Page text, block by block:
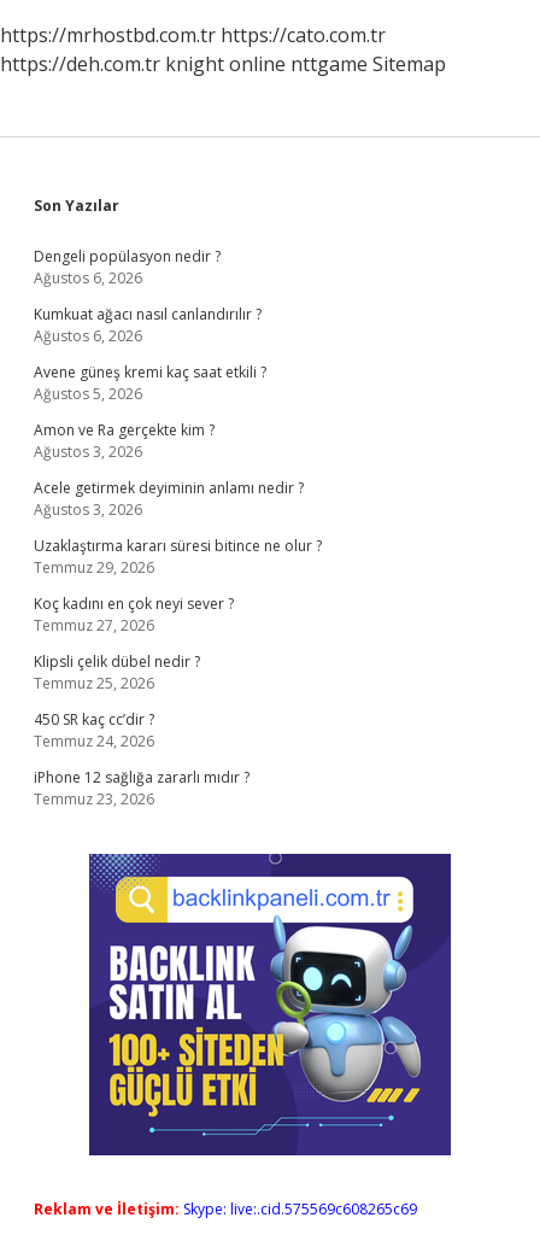
https://mrhostbd.com.tr https://cato.com.tr
https://deh.com.tr knight online nttgame Sitemap
Sidebar
Son Yazılar
Dengeli popülasyon nedir ?
Ağustos 6, 2026
Kumkuat ağacı nasıl canlandırılır ?
Ağustos 6, 2026
Avene güneş kremi kaç saat etkili ?
Ağustos 5, 2026
Amon ve Ra gerçekte kim ?
Ağustos 3, 2026
Acele getirmek deyiminin anlamı nedir ?
Ağustos 3, 2026
Uzaklaştırma kararı süresi bitince ne olur ?
Temmuz 29, 2026
Koç kadını en çok neyi sever ?
Temmuz 27, 2026
Klipsli çelik dübel nedir ?
Temmuz 25, 2026
450 SR kaç cc’dir ?
Temmuz 24, 2026
iPhone 12 sağlığa zararlı mıdır ?
Temmuz 23, 2026
Reklam ve İletişim: Skype: live:.cid.575569c608265c69